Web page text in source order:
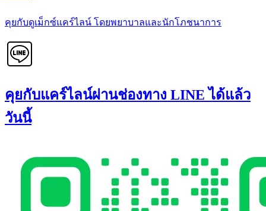
คุยกับดูเม็กซ์แคร์ไลน์ โดยพยาบาลและนักโภชนาการ
คุยกับแคร์ไลน์ผ่านช่องทาง LINE ได้แล้ว
วันนี้